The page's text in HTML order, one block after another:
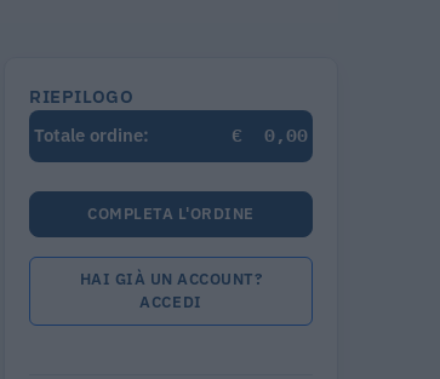
RIEPILOGO
Totale ordine:
€ 0,00
COMPLETA L'ORDINE
HAI GIÀ UN ACCOUNT?
ACCEDI